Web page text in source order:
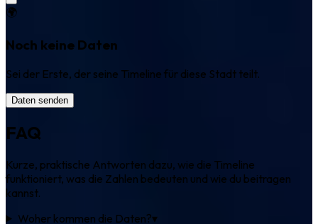
🌍
Noch keine Daten
Sei der Erste, der seine Timeline für diese Stadt teilt.
Daten senden
FAQ
Kurze, praktische Antworten dazu, wie die Timeline
funktioniert, was die Zahlen bedeuten und wie du beitragen
kannst.
Woher kommen die Daten?▾